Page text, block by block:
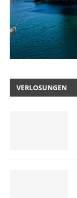
VERLOSUNGEN